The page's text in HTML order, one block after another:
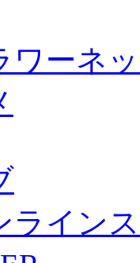
ワーネ
ライン